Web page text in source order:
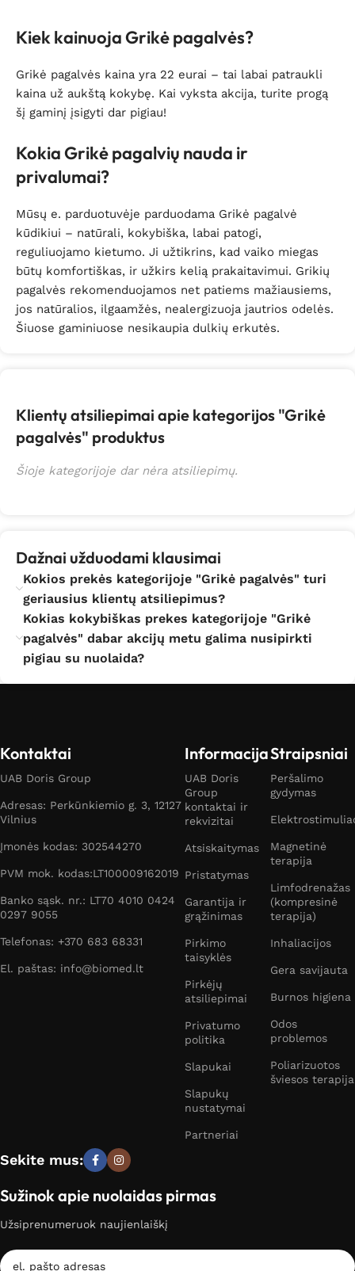
Kiek kainuoja Grikė pagalvės?
Grikė pagalvės kaina yra 22 eurai – tai labai patraukli
kaina už aukštą kokybę. Kai vyksta akcija, turite progą
šį gaminį įsigyti dar pigiau!
Kokia Grikė pagalvių nauda ir
privalumai?
Mūsų e. parduotuvėje parduodama Grikė pagalvė
kūdikiui – natūrali, kokybiška, labai patogi,
reguliuojamo kietumo. Ji užtikrins, kad vaiko miegas
būtų komfortiškas, ir užkirs kelią prakaitavimui. Grikių
pagalvės rekomenduojamos net patiems mažiausiems,
jos natūralios, ilgaamžės, nealergizuoja jautrios odelės.
Šiuose gaminiuose nesikaupia dulkių erkutės.
Klientų atsiliepimai apie kategorijos "Grikė
pagalvės" produktus
Šioje kategorijoje dar nėra atsiliepimų.
Dažnai užduodami klausimai
Kokios prekės kategorijoje "Grikė pagalvės" turi
geriausius klientų atsiliepimus?
Kokias kokybiškas prekes kategorijoje "Grikė
pagalvės" dabar akcijų metu galima nusipirkti
pigiau su nuolaida?
Kontaktai
UAB Doris Group
Adresas: Perkūnkiemio g. 3, 12127
Vilnius
Įmonės kodas: 302544270
PVM mok. kodas:LT100009162019
Banko sąsk. nr.: LT70 4010 0424
0297 9055
Telefonas: +370 683 68331
El. paštas: info@biomed.lt
Informacija
UAB Doris
Group
kontaktai ir
rekvizitai
Atsiskaitymas
Pristatymas
Garantija ir
grąžinimas
Pirkimo
taisyklės
Pirkėjų
atsiliepimai
Privatumo
politika
Slapukai
Slapukų
nustatymai
Partneriai
Straipsniai
Peršalimo
gydymas
Magnetinė
terapija
Limfodrenažas
(kompresinė
terapija)
Inhaliacijos
Gera savijauta
Burnos higiena
Odos
problemos
Poliarizuotos
šviesos terapija
Sekite mus:
Sužinok apie nuolaidas pirmas
Užsiprenumeruok naujienlaiškį